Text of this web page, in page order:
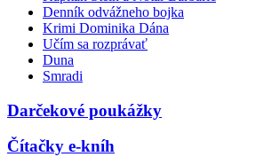
Denník odvážneho bojka
Krimi Dominika Dána
Učím sa rozprávať
Duna
Smradi
Darčekové poukážky
Čítačky e-kníh